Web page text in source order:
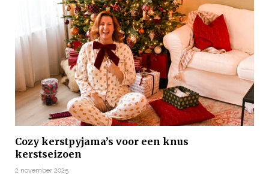
Cozy kerstpyjama’s voor een knus
kerstseizoen
2 november 2025